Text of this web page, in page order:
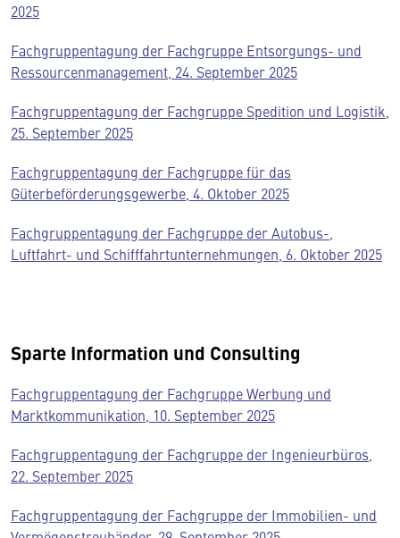
2025
Fachgruppentagung der Fachgruppe Entsorgungs- und
Ressourcenmanagement, 24. September 2025
Fachgruppentagung der Fachgruppe Spedition und Logistik,
25. September 2025
Fachgruppentagung der Fachgruppe für das
Güterbeförderungsgewerbe, 4. Oktober 2025
Fachgruppentagung der Fachgruppe der Autobus-,
Luftfahrt- und Schifffahrtunternehmungen, 6. Oktober 2025
Sparte Information und Consulting
Fachgruppentagung der Fachgruppe Werbung und
Marktkommunikation, 10. September 2025
Fachgruppentagung der Fachgruppe der Ingenieurbüros,
22. September 2025
Fachgruppentagung der Fachgruppe der Immobilien- und